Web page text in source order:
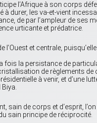
l’Afrique à son corps
à durer, les va-et-vient
de par l’ampleur de ses
urticante et prédatrice.
l’Ouest et centrale,
fois la persistance de
de règlements
à venir, et d’une
sain de corps et d’esprit,
sain principe de réciprocité.